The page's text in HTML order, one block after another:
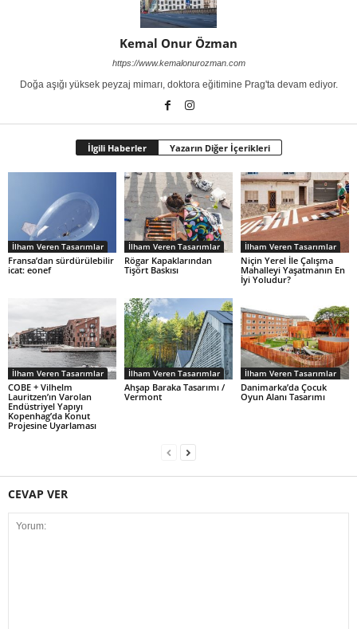
Kemal Onur Özman
https://www.kemalonurozman.com
Doğa aşığı yüksek peyzaj mimarı, doktora eğitimine Prag'ta devam ediyor.
İlgili Haberler Yazarın Diğer İçerikleri
İlham Veren Tasarımlar
Fransa’dan sürdürülebilir
icat: eonef
İlham Veren Tasarımlar
Rögar Kapaklarından
Tişört Baskısı
İlham Veren Tasarımlar
Niçin Yerel İle Çalışma
Mahalleyi Yaşatmanın En
İyi Yoludur?
İlham Veren Tasarımlar
COBE + Vilhelm
Lauritzen’ın Varolan
Endüstriyel Yapıyı
Kopenhag’da Konut
Projesine Uyarlaması
İlham Veren Tasarımlar
Ahşap Baraka Tasarımı /
Vermont
İlham Veren Tasarımlar
Danimarka’da Çocuk
Oyun Alanı Tasarımı
CEVAP VER